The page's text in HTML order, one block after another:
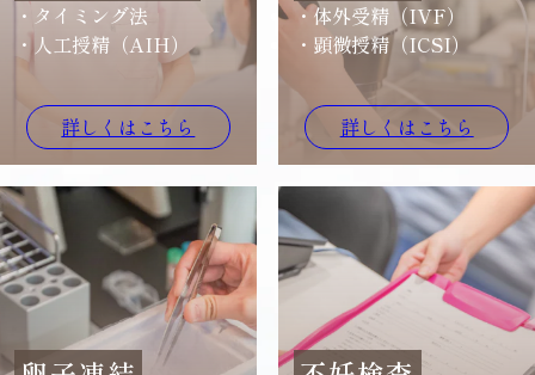
タイミング法
人工授精（AIH）
詳しくはこちら
体外受精（IVF）
顕微授精（ICSI）
詳しくはこちら